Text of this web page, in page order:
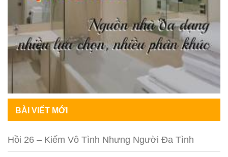
BÀI VIẾT MỚI
Hồi 26 – Kiếm Vô Tình Nhưng Người Đa Tình